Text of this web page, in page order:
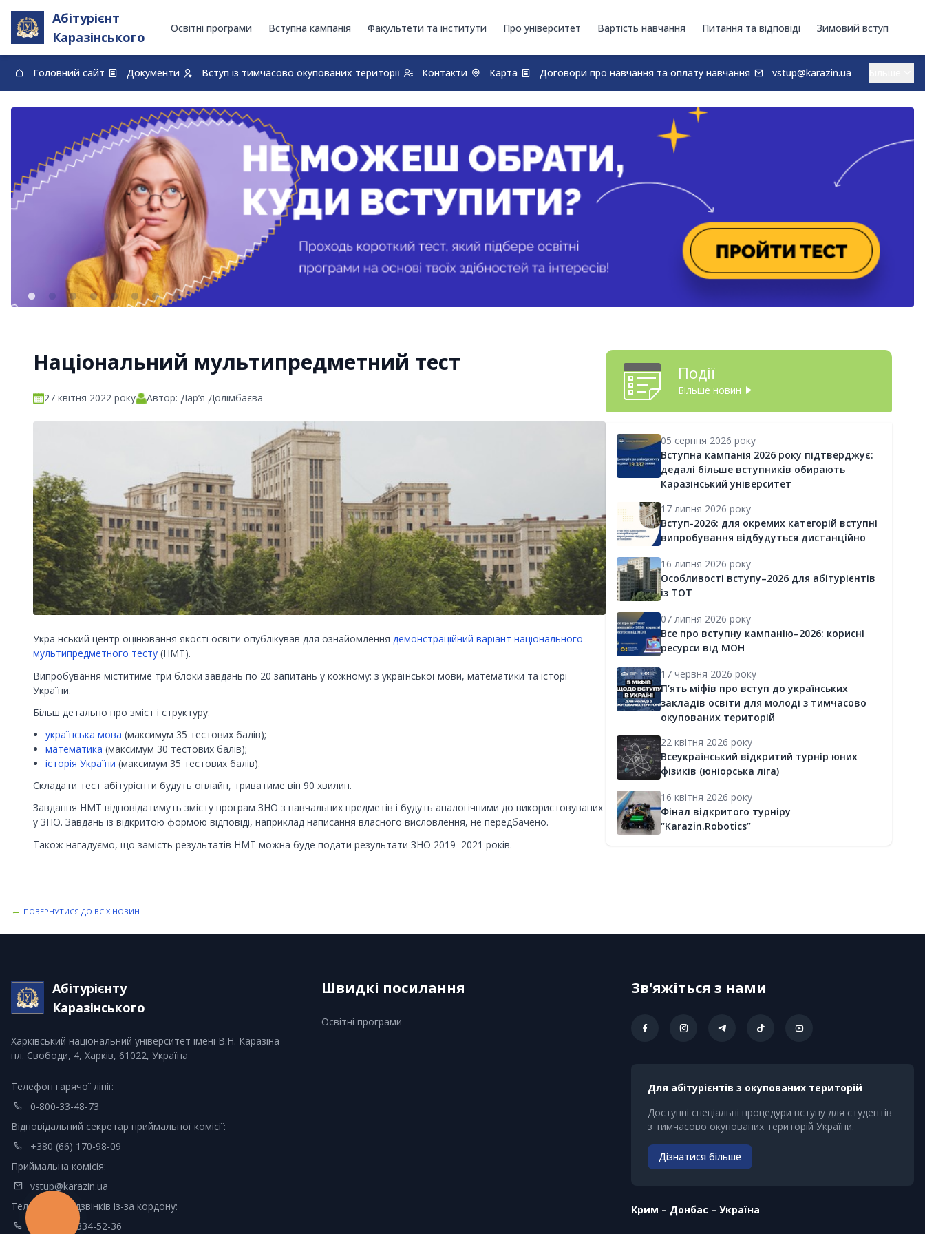
Абітурієнт
Каразінського
Освітні програми Вступна кампанія Факультети та інститути Про університет Вартість навчання Питання та відповіді Зимовий вступ
Головний сайт Документи Вступ із тимчасово окупованих території Контакти Карта Договори про навчання та оплату навчання
vstup@karazin.ua
0-800-33-48-73
Національний мультипредметний тест
27 квітня 2022 року Автор: Дар’я Долімбаєва
Український центр оцінювання якості освіти опублікував для ознайомлення демонстраційний варіант національного
мультипредметного тесту (НМТ).
Випробування міститиме три блоки завдань по 20 запитань у кожному: з української мови, математики та історії
України.
Більш детально про зміст і структуру:
українська мова (максимум 35 тестових балів);
математика (максимум 30 тестових балів);
історія України (максимум 35 тестових балів).
Складати тест абітурієнти будуть онлайн, триватиме він 90 хвилин.
Завдання НМТ відповідатимуть змісту програм ЗНО з навчальних предметів і будуть аналогічними до використовуваних
у ЗНО. Завдань із відкритою формою відповіді, наприклад написання власного висловлення, не передбачено.
Також нагадуємо, що замість результатів НМТ можна буде подати результати ЗНО 2019–2021 років.
Події
Більше новин
05 серпня 2026 року
Вступна кампанія 2026 року підтверджує:
дедалі більше вступників обирають
Каразінський університет
17 липня 2026 року
Вступ-2026: для окремих категорій вступні
випробування відбудуться дистанційно
16 липня 2026 року
Особливості вступу–2026 для абітурієнтів
із ТОТ
07 липня 2026 року
Все про вступну кампанію–2026: корисні
ресурси від МОН
17 червня 2026 року
П’ять міфів про вступ до українських
закладів освіти для молоді з тимчасово
окупованих територій
22 квітня 2026 року
Всеукраїнський відкритий турнір юних
фізиків (юніорська ліга)
16 квітня 2026 року
Фінал відкритого турніру
“Karazin.Robotics”
← ПОВЕРНУТИСЯ ДО ВСІХ НОВИН
Абітурієнту
Каразінського
Харківський національний університет імені В.Н. Каразіна
пл. Свободи, 4, Харків, 61022, Україна
Телефон гарячої лінії:
0-800-33-48-73
Відповідальний секретар приймальної комісії:
+380 (66) 170-98-09
Приймальна комісія:
vstup@karazin.ua
Телефон для дзвінків із-за кордону:
+380 (44)-334-52-36
Швидкі посилання
Освітні програми
Зв'яжіться з нами
Для абітурієнтів з окупованих територій
Доступні спеціальні процедури вступу для студентів
з тимчасово окупованих територій України.
Дізнатися більше
Kрим – Донбас – Україна